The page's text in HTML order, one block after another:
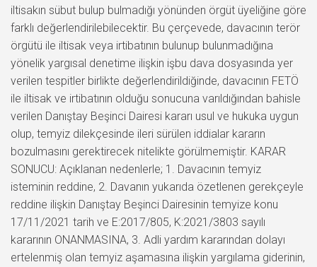
iltisakın sübut bulup bulmadığı yönünden örgüt üyeliğine göre
farklı değerlendirilebilecektir. Bu çerçevede, davacının terör
örgütü ile iltisak veya irtibatının bulunup bulunmadığına
yönelik yargısal denetime ilişkin işbu dava dosyasında yer
verilen tespitler birlikte değerlendirildiğinde, davacının FETÖ
ile iltisak ve irtibatının olduğu sonucuna varıldığından bahisle
verilen Danıştay Beşinci Dairesi kararı usul ve hukuka uygun
olup, temyiz dilekçesinde ileri sürülen iddialar kararın
bozulmasını gerektirecek nitelikte görülmemiştir. KARAR
SONUCU: Açıklanan nedenlerle; 1. Davacının temyiz
isteminin reddine, 2. Davanın yukarıda özetlenen gerekçeyle
reddine ilişkin Danıştay Beşinci Dairesinin temyize konu
17/11/2021 tarih ve E:2017/805, K:2021/3803 sayılı
kararının ONANMASINA, 3. Adli yardım kararından dolayı
ertelenmiş olan temyiz aşamasına ilişkin yargılama giderinin,